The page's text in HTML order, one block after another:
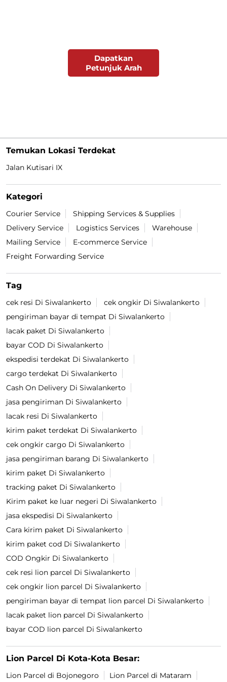
Dapatkan
Petunjuk Arah
Temukan Lokasi Terdekat
Jalan Kutisari IX
Kategori
Courier Service
Shipping Services & Supplies
Delivery Service
Logistics Services
Warehouse
Mailing Service
E-commerce Service
Freight Forwarding Service
Tag
cek resi Di Siwalankerto
cek ongkir Di Siwalankerto
pengiriman bayar di tempat Di Siwalankerto
lacak paket Di Siwalankerto
bayar COD Di Siwalankerto
ekspedisi terdekat Di Siwalankerto
cargo terdekat Di Siwalankerto
Cash On Delivery Di Siwalankerto
jasa pengiriman Di Siwalankerto
lacak resi Di Siwalankerto
kirim paket terdekat Di Siwalankerto
cek ongkir cargo Di Siwalankerto
jasa pengiriman barang Di Siwalankerto
kirim paket Di Siwalankerto
tracking paket Di Siwalankerto
Kirim paket ke luar negeri Di Siwalankerto
jasa ekspedisi Di Siwalankerto
Cara kirim paket Di Siwalankerto
kirim paket cod Di Siwalankerto
COD Ongkir Di Siwalankerto
cek resi lion parcel Di Siwalankerto
cek ongkir lion parcel Di Siwalankerto
pengiriman bayar di tempat lion parcel Di Siwalankerto
lacak paket lion parcel Di Siwalankerto
bayar COD lion parcel Di Siwalankerto
Lion Parcel Di Kota-Kota Besar:
Lion Parcel di Bojonegoro Lion Parcel di Mataram